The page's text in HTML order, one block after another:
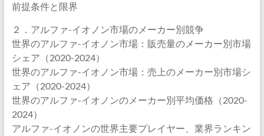
前提条件と限界
２．アルファ-イオノン市場のメーカー別競争
世界のアルファ-イオノン市場：販売量のメーカー別市場
シェア（2020-2024）
世界のアルファ-イオノン市場：売上のメーカー別市場シ
ェア（2020-2024）
世界のアルファ-イオノンのメーカー別平均価格（2020-
2024）
アルファ-イオノンの世界主要プレイヤー、業界ランキン